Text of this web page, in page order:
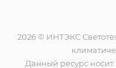
2026 © ИНТЭКС
Данный ресурс